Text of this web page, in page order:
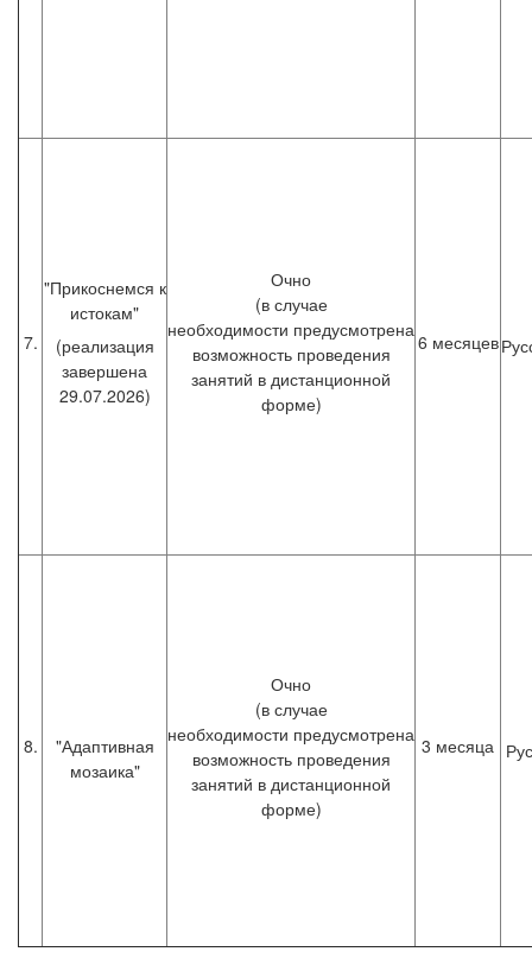
7.
"Прикоснемся к
истокам"
(реализация
завершена
29.07.2026)
Очно
(в случае
необходимости предусмотрена
возможность проведения
занятий в дистанционной
форме)
6 месяцев
8.
"Адаптивная
мозаика"
Очно
(в случае
необходимости предусмотрена
возможность проведения
занятий в дистанционной
форме)
3 месяца